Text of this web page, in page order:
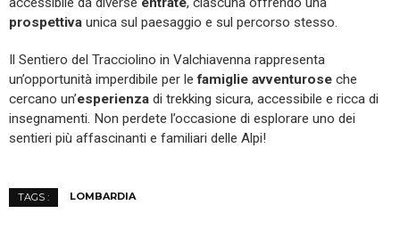
prospettiva unica sul paesaggio e sul percorso stesso.
Il Sentiero del Tracciolino in Valchiavenna rappresenta
un’opportunità imperdibile per lefamiglie avventurose che
cercano un’esperienza di trekking sicura, accessibile e ricca di
insegnamenti. Non perdete l’occasione di esplorare uno dei
sentieri più affascinanti e familiari delle Alpi!
TAGS : LOMBARDIA